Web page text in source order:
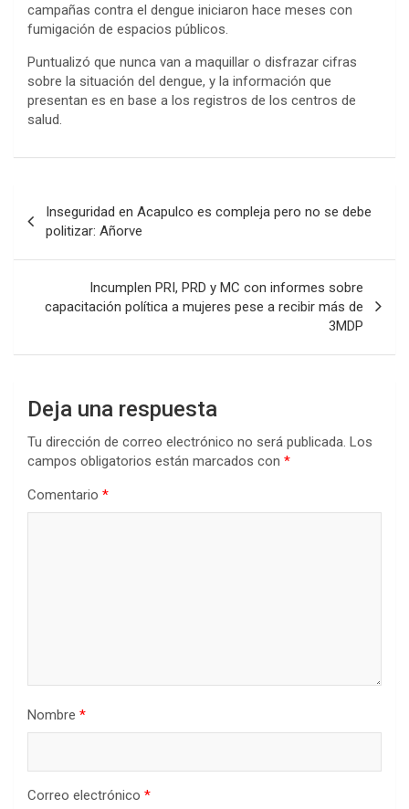
campañas contra el dengue iniciaron hace meses con
fumigación de espacios públicos.
Puntualizó que nunca van a maquillar o disfrazar cifras
sobre la situación del dengue, y la información que
presentan es en base a los registros de los centros de
salud.
de
entradas
Inseguridad en Acapulco es compleja pero no se debe
politizar: Añorve
Incumplen PRI, PRD y MC con informes sobre
capacitación política a mujeres pese a recibir más de
3MDP
Deja una respuesta
Tu dirección de correo electrónico no será publicada. Los
campos obligatorios están marcados con *
Comentario *
Nombre *
Correo electrónico *